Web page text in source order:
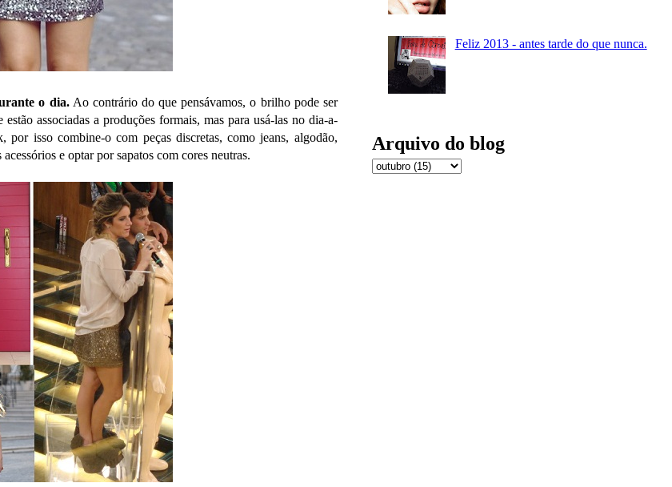
o dia.Ao contrário do que pensávamos, o brilho pode ser
estão associadas a produções formais, mas para usá-las no dia-a-
isso combine-o com peças discretas, como jeans, algodão,
e optar por sapatos com cores neutras.
Feliz 2013 - antes tarde do que nunca.
Arquivo do blog